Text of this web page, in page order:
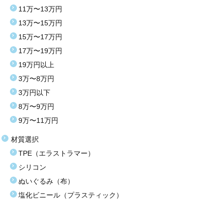
11万〜13万円
13万〜15万円
15万〜17万円
17万〜19万円
19万円以上
3万〜8万円
3万円以下
8万〜9万円
9万〜11万円
材質選択
TPE（エラストラマー）
シリコン
ぬいぐるみ（布）
塩化ビニール（プラスティック）